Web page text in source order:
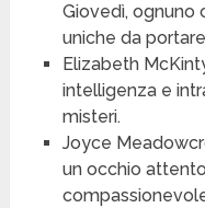
Giovedì, ognuno
uniche da
Elizabeth
intelligenza e
misteri.
Joyce
un occhio